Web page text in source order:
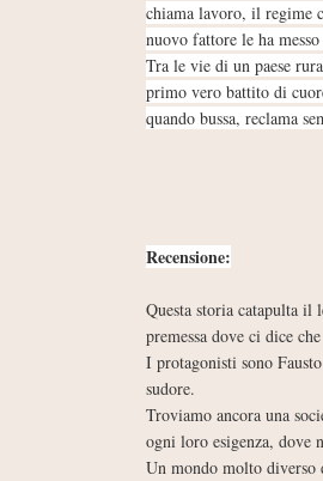
chiama lavoro, il regime
nuovo fattore le ha
Tra le vie di un paese
primo vero battito di
quando bussa, reclama
Recensione:
Questa storia catapulta il
premessa dove ci dice
I protagonisti sono
sudore.
Troviamo ancora una
ogni loro esigenza, dove
Un mondo molto diverso